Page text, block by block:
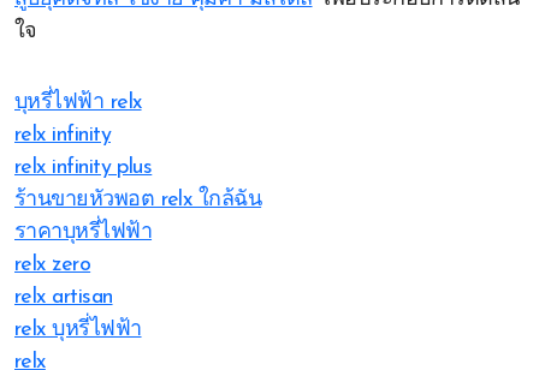
ใจ
บุหรี่ไฟฟ้า relx
relx infinity
relx infinity plus
ร้านขายหัวพอต relx ใกล้ฉัน
ราคาบุหรี่ไฟฟ้า
relx zero
relx artisan
relx บุหรี่ไฟฟ้า
relx